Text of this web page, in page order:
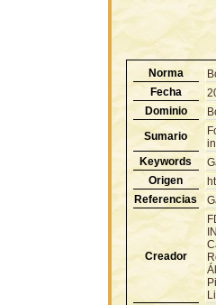
Norma
Fecha
Dominio
Sumario
Keywords
Origen
Referencias
Creador